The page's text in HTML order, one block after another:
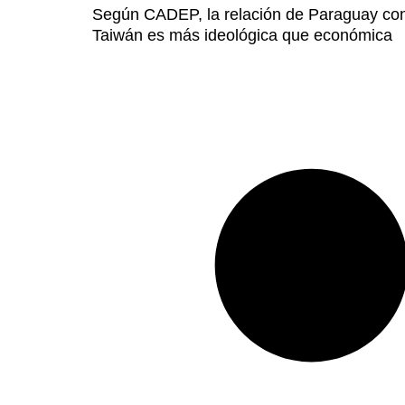
Según CADEP, la relación de Paraguay
Taiwán es más ideológica que económica